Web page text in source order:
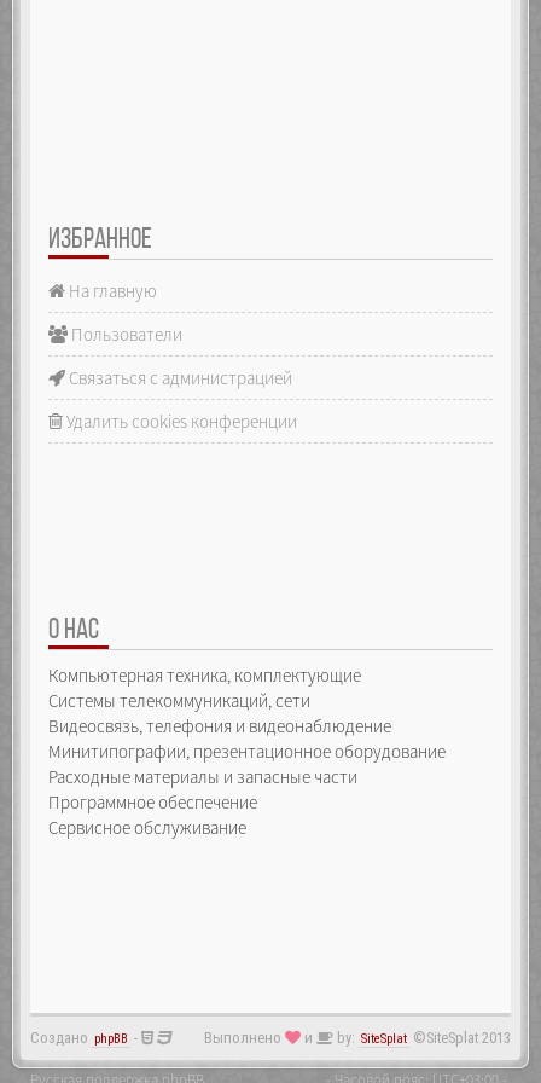
ИЗБРАННОЕ
На главную
Пользователи
Связаться с администрацией
Удалить cookies конференции
О НАС
Компьютерная техника, комплектующие
Системы телекоммуникаций, сети
Видеосвязь, телефония и видеонаблюдение
Минитипографии, презентационное оборудование
Расходные материалы и запасные части
Программное обеспечение
Сервисное обслуживание
Создано phpBB - Выполнено и by: SiteSplat ©SiteSplat 2013